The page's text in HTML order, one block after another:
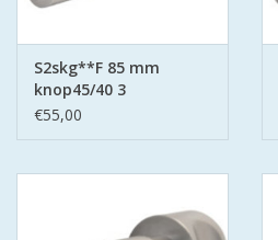
S2skg**F 85 mm
knop45/40 3
keersleutels
€55,00